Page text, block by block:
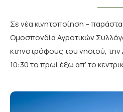
Σε νέα κινητοποίηση –
Ομοσπονδία Αγροτικών
κτηνοτρόφους του νησιού, την
10:30 το πρωί έξω απ’ το